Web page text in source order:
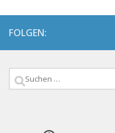
FOLGEN:
Suchen